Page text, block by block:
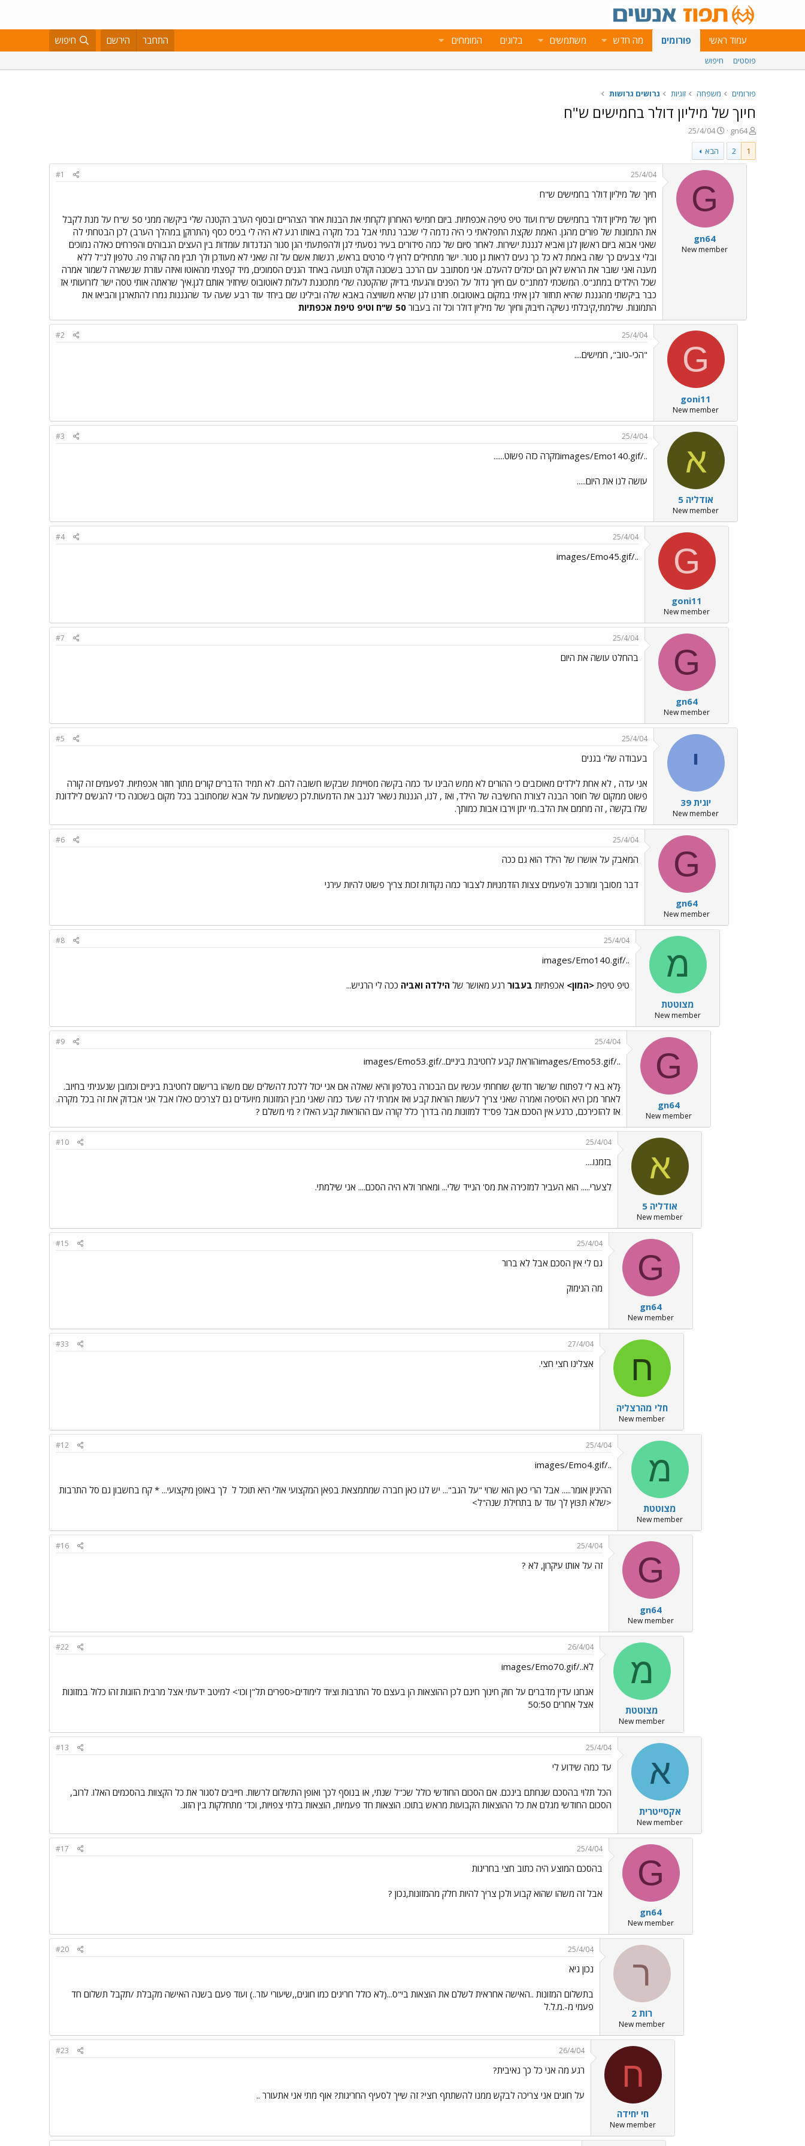
עמוד ראשי פורומים מה חדש משתמשים בלוגים המומחים התחבר הירשם חיפוש
פוסטים חיפוש
פורומים משפחה זוגיות גרושים גרושות
חיוך של מיליון דולר בחמישים ש"ח
פ
ו
ת
ח
gn64
פ
ו
ר
ס
ם
ת
א
י
ך
25/4/04
1
2 הבא
G
gn64
New member
25/4/04
#1
חיוך של מיליון דולר בחמישים ש"ח
חיוך של מיליון דולר בחמישים ש"ח ועוד טיפ טיפה אכפתיות. ביום חמישי האחרון לקחתי את הבנות אחר הצהריים ובסוף הערב הקטנה שלי ביקשה ממני 50 ש"ח על מנת לקבל
את התמונות של פורים מהגן. האמת שקצת התפלאתי כי היה נדמה לי שכבר נתתי אבל בכל מקרה באותו רגע לא היה לי בכיס כסף (התרוקן במהלך הערב) לכן הבטחתי לה
שאני אבוא ביום ראשון לגן ואביא לגננת ישירות. לאחר סיום של כמה סידורים בעיר נסעתי לגן ולהפתעתי הגן סגור הנדנדות עומדות בין העצים הגבוהים והפרחים כאלה נמוכים
ובלי צבעים כך שזה באמת לא כל כך נעים לראות גן סגור. ישר מתחילים לרוץ לי סרטים בראש, רגשות אשם על זה שאני לא מעודכן ולך תבין מה קורה פה. טלפון לג"ל ללא
מענה ואני שובר את הראש לאן הם יכולים להעלם. אני מסתובב עם הרכב בשכונה וקולט תנועה באחד הגנים הסמוכים, מיד קפצתי מהאוטו ואיזה עוזרת שנשארה לשמור אמרה
שכל הילדים במתנ"ס. המשכתי למתנ"ס עם חיוך גדול על הפנים והגעתי בדיוק שהקטנה שלי מתכוננת לעלות לאוטובוס שיחזיר אותם לגן.איך שראתה אותי טסה ישר לזרועותי אז
כבר ביקשתי מהגננת שהיא תחזור לגן איתי במקום באוטובוס. חזרנו לגן שהיא משוויצה באבא שלה ובילינו שם ביחד עוד רבע שעה עד שהגננות גמרו להתארגן והביאו את
התמונות. שילמתי,קיבלתי נשיקה חיבוק וחיוך של מיליון דולר וכל זה בעבור 50 ש"ח וטיפ טיפת אכפתיות
G
goni11
New member
25/4/04
#2
"הכי-טוב", חמישים....
א
אודליה 5
New member
25/4/04
#3
../images/Emo140.gifמקרה כזה פשוט......
עושה לנו את היום.....
G
goni11
New member
25/4/04
#4
../images/Emo45.gif
G
gn64
New member
25/4/04
#7
בהחלט עושה את היום
י
יוגית 39
New member
25/4/04
#5
בעבודה שלי בגנים
אני עדה , לא אחת לילדים מאוכזבים כי ההורים לא ממש הבינו עד כמה בקשה מסויימת שבקשו חשובה להם. לא תמיד הדברים קורים מתוך חוזר אכפתיות. לפעמים זה קורה
פשוט ממקום של חוסר הבנה לצורת החשיבה של הילד, ואז , לנו, הגננות נשאר לנגב את הדמעות.לכן כששומעת על אבא שמסתובב בכל מקום בשכונה כדי להגשים לילדונת
שלו בקשה , זה מחמם את הלב..מי יתן וירבו אבות כמותך.
G
gn64
New member
25/4/04
#6
המאבק על אושרו של הילד הוא גם ככה
דבר מסובך ומורכב ולפעמים צצות הזדמנויות לצבור כמה נקודות זכות צריך פשוט להיות עירני
מ
מצוטטת
New member
25/4/04
#8
../images/Emo140.gif
טיפ טיפת <המון> אכפתיות בעבוּר רגע מאושר של הילדה ואביה ככה לי הרגיש...
G
gn64
New member
25/4/04
#9
../images/Emo53.gifהוראת קבע לחטיבת ביניים../images/Emo53.gif
{לא בא לי לפתוח שרשור חדש} שוחחתי עכשיו עם הבכורה בטלפון והיא שאלה אם אני יכול ללכת להשלים שם משהו ברישום לחטיבת ביניים וכמובן שנעניתי בחיוב.
לאחר מכן היא הוסיפה ואמרה שאני צריך לעשות הוראת קבע ואז אמרתי לה שעד כמה שאני מבין המזונות מיועדים גם לצרכים כאלו אבל אני אבדוק את זה בכל מקרה.
אז להזכירכם, כרגע אין הסכם אבל פס"ד למזונות מה בדרך כלל קורה עם ההוראות קבע האלו ? מי משלם ?
א
אודליה 5
New member
25/4/04
#10
בזמנו....
לצערי..... הוא העביר למזכירה את מס' הנייד שלי... ומאחר ולא היה הסכם.... אני שילמתי.
G
gn64
New member
25/4/04
#15
גם לי אין הסכם אבל לא ברור
מה הנימוק
ח
חלי מהרצליה
New member
27/4/04
#33
אצלינו חצי חצי.
מ
מצוטטת
New member
25/4/04
#12
../images/Emo4.gif
ההיגיון אומר..... אבל הרי כאן הוא שרוי "על הגב"... יש לנו כאן חברה שמתמצאת בפאן המקצועי אולי היא תוכל ל לך באופן מיקצועי... * קח בחשבון גם סל התרבות
<שלא ת3וץ לך עוד עז בתחילת שנה"ל>
G
gn64
New member
25/4/04
#16
זה על אותו עיקרון, לא ?
מ
מצוטטת
New member
26/4/04
#22
לא../images/Emo70.gif
אנחנו עדין מדברים על חוק חינוך חינם לכן ההוצאות הן בעצם סל התרבות וציוד לימודים<ספרים תל"ן וכו'> למיטב ידעתי אצל מרבית הזוגות זהו כלול במזונות
אצל אחרים 50:50
א
אקסייטרית
New member
25/4/04
#13
עד כמה שידוע לי
הכל תלוי בהסכם שנחתם בינכם. אם הסכום החודשי כולל שכ"ל שנתי, או בנוסף לכך ואופן התשלום לרשות. חייבים לסגור את כל הקצוות בהסכמים האלו. לרוב,
הסכום החודשי מגלם את כל ההוצאות הקבועות מראש בתוכו. הוצאות חד פעמיות, הוצאות בלתי צפויות, וכד' מתחלקות בין הזוג.
G
gn64
New member
25/4/04
#17
בהסכם המוצע היה כתוב חצי בחריגות
אבל זה משהו שהוא קבוע ולכן צריך להיות חלק מהמזונות,נכון ?
ר
רות 2
New member
25/4/04
#20
נכון גיא
בתשלום המזונות ..האישה אחראית לשלם את הוצאות בי"ס...(לא כולל חריגים כמו חוגים,,שיעורי עזר..) ועוד פעם בשנה האישה מקבלת /תקבל תשלום חד
פעמי מ-.מ.ל.ל
ח
חי יחידה
New member
26/4/04
#23
רגע מה אני כל כך נאיבית?
על חוגים אני צריכה לבקש ממנו להשתתף חצי? זה שייך לסעיף החריגות? אוף מתי אני אתעורר ..